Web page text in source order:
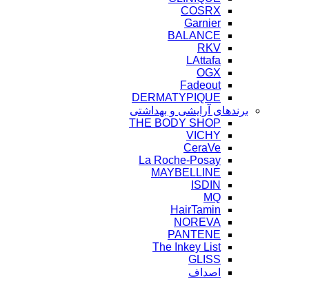
COSRX
Garnier
BALANCE
RKV
LAttafa
OGX
Fadeout
DERMATYPIQUE
برندهای آرایشی و بهداشتی
THE BODY SHOP
VICHY
CeraVe
La Roche-Posay
MAYBELLINE
ISDIN
MQ
HairTamin
NOREVA
PANTENE
The Inkey List
GLISS
اصداف